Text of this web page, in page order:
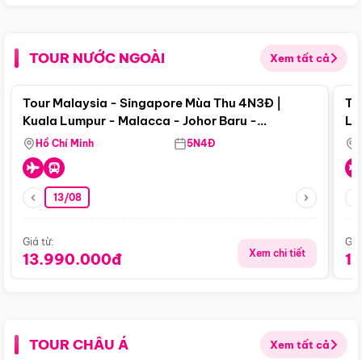
TOUR NƯỚC NGOÀI Xem tất cả
Điểm nổi bật
Tour Malaysia - Singapore Mùa Thu 4N3Đ |
Kuala Lumpur - Malacca - Johor Baru -
Singapore
Hồ Chí Minh 5N4Đ
13/08
Giá từ:
13.990.000đ Xem chi tiết
TOUR CHÂU Á Xem tất cả
Điểm nổi bật